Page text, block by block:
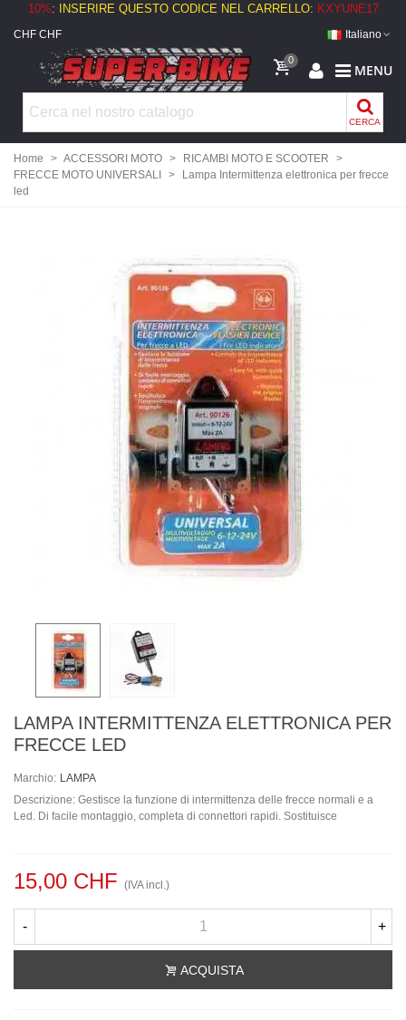
10%: INSERIRE QUESTO CODICE NEL CARRELLO: KXYUNE17
CHF CHF Italiano
0
MENU
CERCA
Home > ACCESSORI MOTO > RICAMBI MOTO E SCOOTER
>
FRECCE MOTO UNIVERSALI
>
Lampa Intermittenza elettronica per frecce
led
LAMPA INTERMITTENZA ELETTRONICA PER
FRECCE LED
Marchio: LAMPA
Descrizione: Gestisce la funzione di intermittenza delle frecce normali e a
Led. Di facile montaggio, completa di connettori rapidi. Sostituisce
15,00 CHF (IVA incl.)
- +
ACQUISTA